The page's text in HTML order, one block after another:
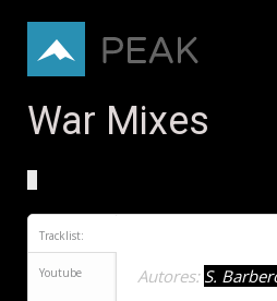
War Mixes
Tracklist:
Youtube Autores: S.